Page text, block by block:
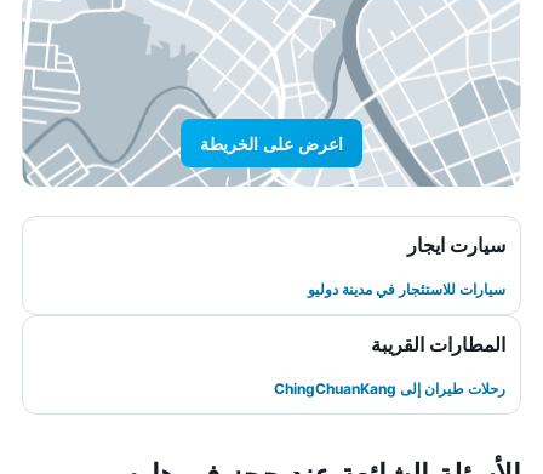
اعرض على الخريطة
سيارت ايجار
سيارات للاستئجار في مدينة دوليو
المطارات القريبة
رحلات طيران إلى ChingChuanKang